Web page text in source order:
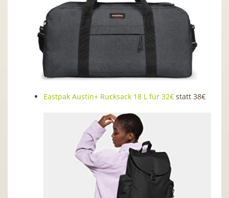
Eastpak Austin+ Rucksack 18 L für 32€ statt 38€